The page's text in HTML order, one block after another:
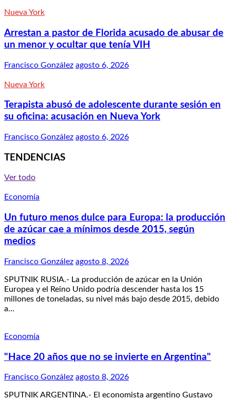
Nueva York
Arrestan a pastor de Florida acusado de abusar de
un menor y ocultar que tenía VIH
Francisco González agosto 6, 2026
Nueva York
Terapista abusó de adolescente durante sesión en
su oficina: acusación en Nueva York
Francisco González agosto 6, 2026
TENDENCIAS
Ver todo
Economía
Un futuro menos dulce para Europa: la producción
de azúcar cae a mínimos desde 2015, según
medios
Francisco González agosto 8, 2026
SPUTNIK RUSIA.- La producción de azúcar en la Unión
Europea y el Reino Unido podría descender hasta los 15
millones de toneladas, su nivel más bajo desde 2015, debido
a…
Economía
"Hace 20 años que no se invierte en Argentina"
Francisco González agosto 8, 2026
SPUTNIK ARGENTINA.- El economista argentino Gustavo